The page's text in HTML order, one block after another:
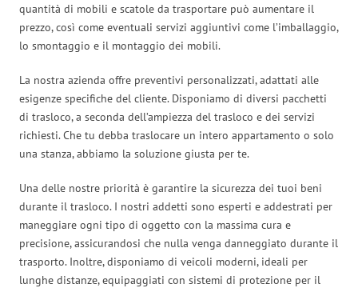
quantità di mobili e scatole da trasportare può aumentare il
prezzo, così come eventuali servizi aggiuntivi come l’imballaggio,
lo smontaggio e il montaggio dei mobili.
La nostra azienda offre preventivi personalizzati, adattati alle
esigenze specifiche del cliente. Disponiamo di diversi pacchetti
di trasloco, a seconda dell’ampiezza del trasloco e dei servizi
richiesti. Che tu debba traslocare un intero appartamento o solo
una stanza, abbiamo la soluzione giusta per te.
Una delle nostre priorità è garantire la sicurezza dei tuoi beni
durante il trasloco. I nostri addetti sono esperti e addestrati per
maneggiare ogni tipo di oggetto con la massima cura e
precisione, assicurandosi che nulla venga danneggiato durante il
trasporto. Inoltre, disponiamo di veicoli moderni, ideali per
lunghe distanze, equipaggiati con sistemi di protezione per il